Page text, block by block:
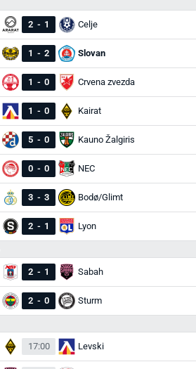
2 - 1 Celje
1 - 2 Slovan
1 - 0 Crvena zvezda
1 - 0 Kairat
5 - 0 Kauno Žalgiris
0 - 0 NEC
3 - 3 Bodø/Glimt
2 - 1 Lyon
2 - 1 Sabah
2 - 0 Sturm
17:00 Levski